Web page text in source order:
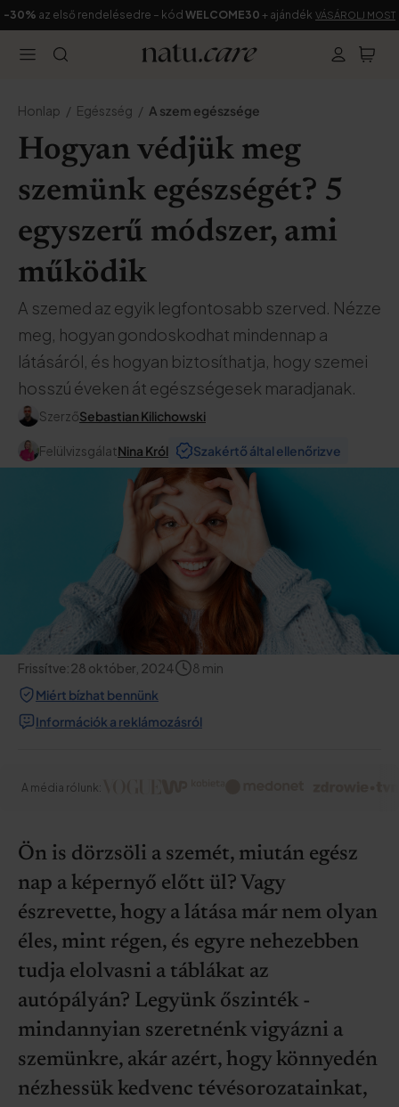
-30% az első rendelésedre – kód WELCOME30 + ajándék VÁSÁROLJ MOST
Honlap Egészség A szem egészsége
Hogyan védjük meg
szemünk egészségét? 5
egyszerű módszer, ami
működik
A szemed az egyik legfontosabb szerved. Nézze
meg, hogyan gondoskodhat mindennap a
látásáról, és hogyan biztosíthatja, hogy szemei
hosszú éveken át egészségesek maradjanak.
SzerzőSebastian Kilichowski
FelülvizsgálatNina Król Szakértő által ellenőrizve
Frissítve:28 október, 2024 8 min
Miért bízhat bennünk
Információk a reklámozásról
A média rólunk:
Ön is dörzsöli a szemét, miután egész
nap a képernyő előtt ül? Vagy
észrevette, hogy a látása már nem olyan
éles, mint régen, és egyre nehezebben
tudja elolvasni a táblákat az
autópályán? Legyünk őszinték -
mindannyian szeretnénk vigyázni a
szemünkre, akár azért, hogy könnyedén
nézhessük kedvenc tévésorozatainkat,